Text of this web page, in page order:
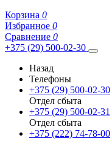
Корзина 0
Избранное 0
Сравнение 0
+375 (29) 500-02-30
Назад
Телефоны
+375 (29) 500-02-30
Отдел сбыта
+375 (29) 500-02-31
Отдел сбыта
+375 (222) 74-78-00